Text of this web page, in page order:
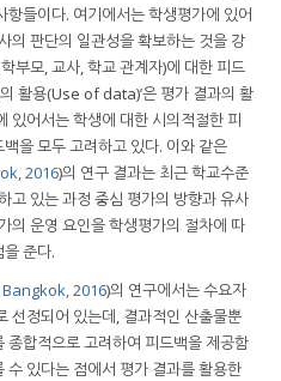
들이다. 여기에서는 학생평가에 있어
의 판단의 일관성을 확보하는 것을 강
부모, 교사, 학교 관계자)에 대한 피드
활용(Use of data)’은 평가 결과의 활
있어서는 학생에 대한 시의적절한 피
을 모두 고려하고 있다. 이와 같은
2016)의 연구 결과는 최근 학교수준
고 있는 과정 중심 평가의 방향과 유사
의 운영 요인을 학생평가의 절차에 따
준다.
Bangkok, 2016)의 연구에서는 수요자
선정되어 있는데, 결과적인 산출물뿐
종합적으로 고려하여 피드백을 제공함
있다는 점에서 평가 결과를 활용한